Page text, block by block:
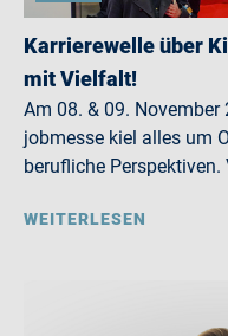
Karrierewelle über
mit Vielfalt!
Am 08. & 09. November
jobmesse kiel alles um
berufliche
WEITERLESEN